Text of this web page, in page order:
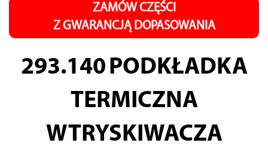
ZAMÓW CZĘŚCI
Z GWARANCJĄ DOPASOWANIA
293.140 PODKŁADKA
TERMICZNA
WTRYSKIWACZA